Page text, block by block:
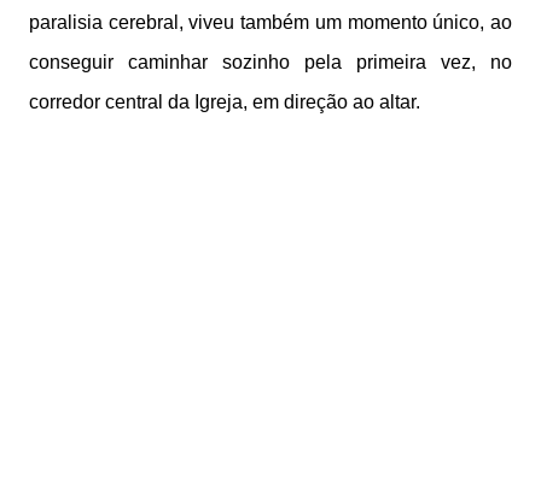
paralisia cerebral, viveu também um momento único, ao
conseguir caminhar sozinho pela primeira vez, no
corredor central da Igreja, em direção ao altar.